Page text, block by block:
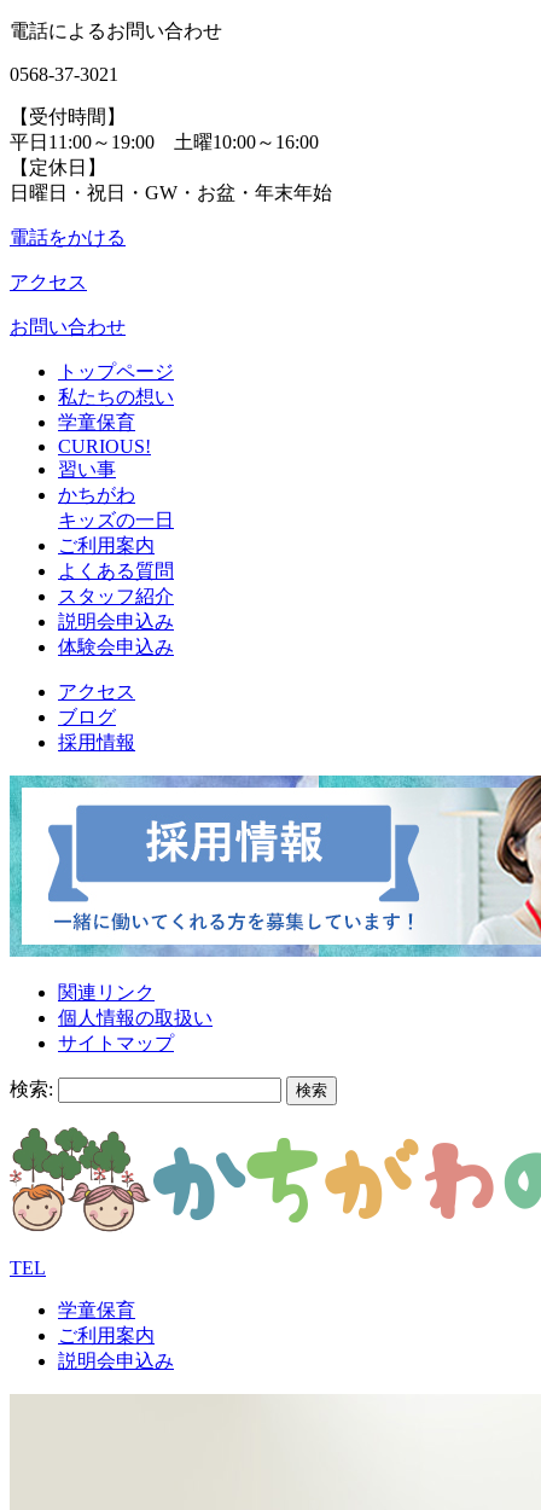
電話によるお問い合わせ
0568-37-3021
【受付時間】
平日11:00～19:00 土曜10:00～16:00
【定休日】
日曜日・祝日・GW・お盆・年末年始
電話をかける
アクセス
お問い合わせ
トップページ
私たちの想い
学童保育
CURIOUS!
習い事
かちがわ
キッズの一日
ご利用案内
よくある質問
スタッフ紹介
説明会申込み
体験会申込み
アクセス
ブログ
採用情報
関連リンク
個人情報の取扱い
サイトマップ
検索:
TEL
学童保育
ご利用案内
説明会申込み